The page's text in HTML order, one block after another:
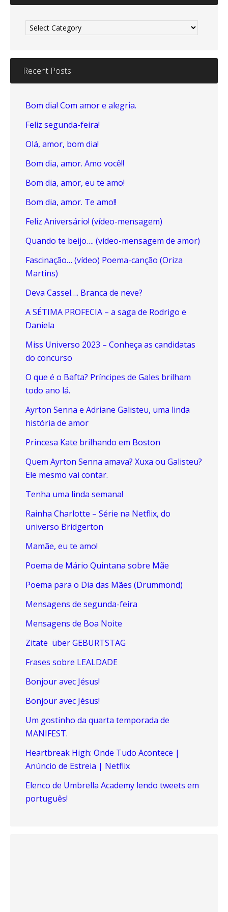
Recent Posts
Bom dia! Com amor e alegria.
Feliz segunda-feira!
Olá, amor, bom dia!
Bom dia, amor. Amo você!!
Bom dia, amor, eu te amo!
Bom dia, amor. Te amo!!
Feliz Aniversário! (vídeo-mensagem)
Quando te beijo…. (vídeo-mensagem de amor)
Fascinação… (vídeo) Poema-canção (Oriza
Martins)
Deva Cassel…. Branca de neve?
A SÉTIMA PROFECIA – a saga de Rodrigo e
Daniela
Miss Universo 2023 – Conheça as candidatas
do concurso
O que é o Bafta? Príncipes de Gales brilham
todo ano lá.
Ayrton Senna e Adriane Galisteu, uma linda
história de amor
Princesa Kate brilhando em Boston
Quem Ayrton Senna amava? Xuxa ou Galisteu?
Ele mesmo vai contar.
Tenha uma linda semana!
Rainha Charlotte – Série na Netflix, do
universo Bridgerton
Mamãe, eu te amo!
Poema de Mário Quintana sobre Mãe
Poema para o Dia das Mães (Drummond)
Mensagens de segunda-feira
Mensagens de Boa Noite
Zitate über GEBURTSTAG
Frases sobre LEALDADE
Bonjour avec Jésus!
Bonjour avec Jésus!
Um gostinho da quarta temporada de
MANIFEST.
Heartbreak High: Onde Tudo Acontece |
Anúncio de Estreia | Netflix
Elenco de Umbrella Academy lendo tweets em
português!